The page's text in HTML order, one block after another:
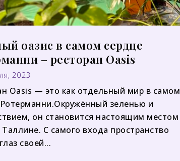
оазис в самом сердце
– ресторан Oasis
2023
Oasis — это как отдельный мир в самом
зеленью и
он становится настоящим местом
Таллине. С самого входа пространство
своей...